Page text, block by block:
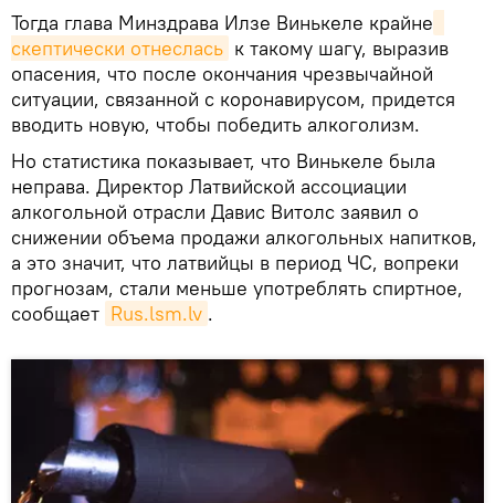
Тогда глава Минздрава Илзе Винькеле крайне
скептически отнеслась к такому шагу, выразив
опасения, что после окончания чрезвычайной
ситуации, связанной с коронавирусом, придется
вводить новую, чтобы победить алкоголизм.
Но статистика показывает, что Винькеле была
неправа. Директор Латвийской ассоциации
алкогольной отрасли Давис Витолс заявил о
снижении объема продажи алкогольных напитков,
а это значит, что латвийцы в период ЧС, вопреки
прогнозам, стали меньше употреблять спиртное,
сообщает Rus.lsm.lv .